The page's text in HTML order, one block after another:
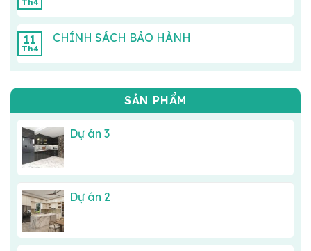
Th4
11
Th4
CHÍNH SÁCH BẢO HÀNH
SẢN PHẨM
Dự án 3
Dự án 2